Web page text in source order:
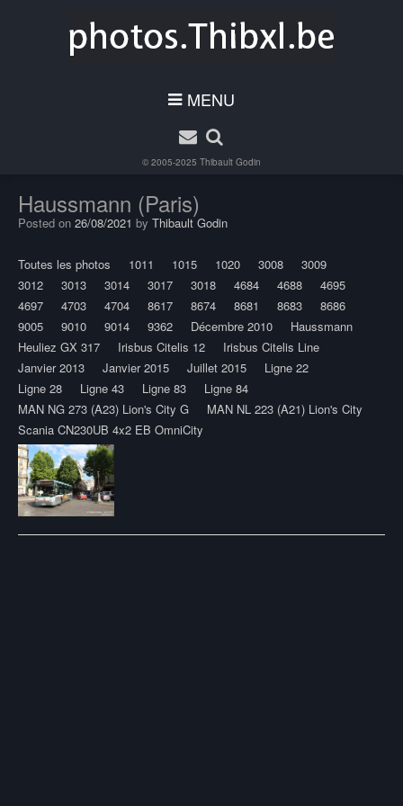
MENU
© 2005-2025 Thibault Godin
Haussmann (Paris)
Posted on 26/08/2021 by Thibault Godin
Toutes les photos 1011 1015 1020 3008
3009
3012
3013 3014 3017 3018 4684 4688
4695
4697
4703 4704 8617 8674 8681 8683
8686
9005
9010 9014 9362 Décembre 2010
Haussmann
Heuliez GX 317
Irisbus Citelis 12
Irisbus Citelis Line
Janvier 2013
Janvier 2015 Juillet 2015
Ligne 22
Ligne 28
Ligne 43 Ligne 83
Ligne 84
MAN NG 273 (A23) Lion's City G
MAN NL 223 (A21) Lion's City
Scania CN230UB 4x2 EB OmniCity
Post